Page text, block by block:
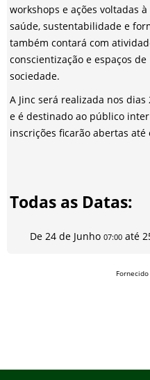
workshops e ações voltadas
saúde, sustentabilidade e
também contará com
conscientização e espaços
sociedade.
A Jinc será realizada nos
e é destinado ao público
inscrições ficarão abertas
Todas as Datas:
De 24 de Junho 07:00 até